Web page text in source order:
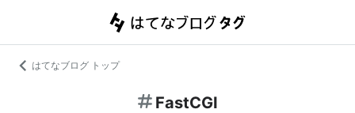
はてなブログ トップ
FastCGI